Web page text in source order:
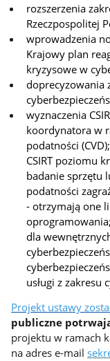
rozszerzenia
Rzeczpospolitej
wprowadzenia
Krajowy plan
kryzysowe w
doprecyzowania
wyznaczenia
koordynatora w
podatności
CSIRT poziomu
badanie sprzętu
podatności
- otrzymają one
oprogramowania;
dla
usługi z zakresu
Projekt ustawy
publiczne
projektu w ramach
na adres e-mail